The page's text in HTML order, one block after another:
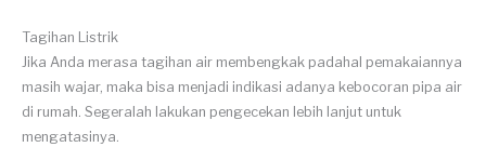
Tagihan Listrik
Jika Anda merasa tagihan air membengkak padahal pemakaiannya
masih wajar, maka bisa menjadi indikasi adanya kebocoran pipa air
di rumah. Segeralah lakukan pengecekan lebih lanjut untuk
mengatasinya.